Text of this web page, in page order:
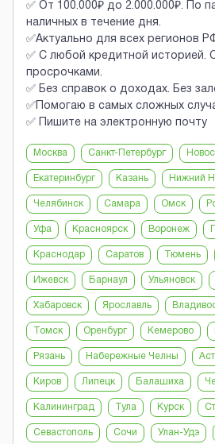
✅ От 100.000₽ до 2.000.000₽. По
наличных в течение дня.
✅Актуально для всех регионов
✅ С любой кредитной историей.
просрочками.
✅ Без справок о доходах. Без
✅Помогаю в самых сложных
✅ Пишите на электронную почту
Москва Санкт-Петербург
Екатеринбург Казань Нижний
Челябинск Самара Омск
Уфа Красноярск Воронеж
Краснодар Саратов Тюмень
Ижевск Барнаул Ульяновск
Хабаровск Ярославль
Томск Оренбург Кемерово
Рязань Набережные Челны
Киров Липецк Балашиха
Калининград Тула Курск
Севастополь Сочи Улан-Удэ